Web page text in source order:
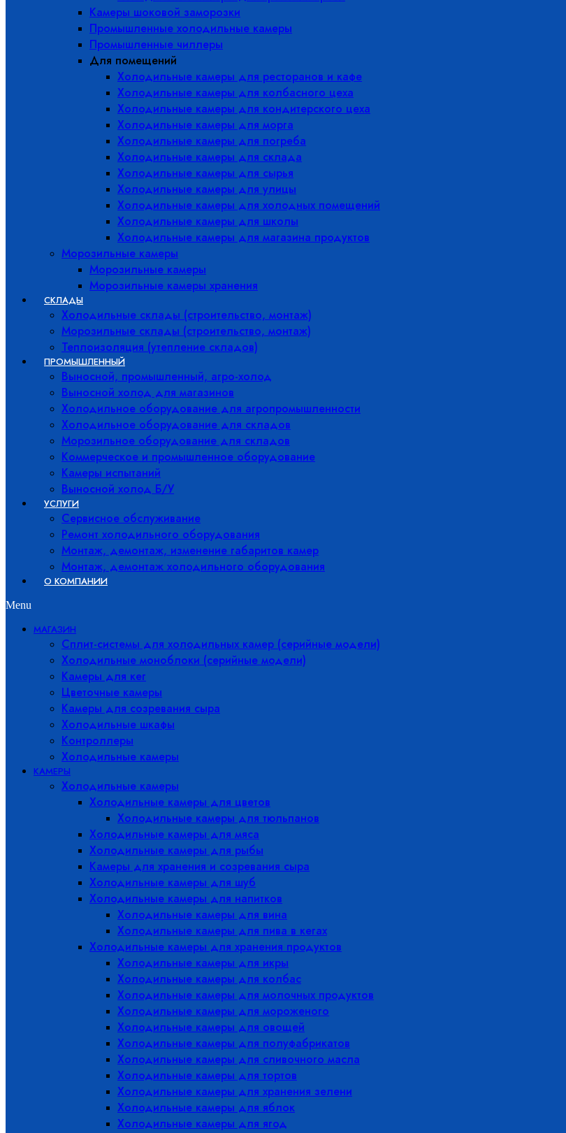
Камеры шоковой заморозки
Промышленные холодильные камеры
Промышленные чиллеры
Для помещений
Холодильные камеры для ресторанов и кафе
Холодильные камеры для колбасного цеха
Холодильные камеры для кондитерского цеха
Холодильные камеры для морга
Холодильные камеры для погреба
Холодильные камеры для склада
Холодильные камеры для сырья
Холодильные камеры для улицы
Холодильные камеры для холодных помещений
Холодильные камеры для школы
Холодильные камеры для магазина продуктов
Морозильные камеры
Морозильные камеры
Морозильные камеры хранения
СКЛАДЫ
Холодильные склады (строительство, монтаж)
Морозильные склады (строительство, монтаж)
Теплоизоляция (утепление складов)
ПРОМЫШЛЕННЫЙ
Выносной, промышленный, агро-холод
Выносной холод для магазинов
Холодильное оборудование для агропромышленности
Холодильное оборудование для складов
Морозильное оборудование для складов
Коммерческое и промышленное оборудование
Камеры испытаний
Выносной холод Б/У
УСЛУГИ
Сервисное обслуживание
Ремонт холодильного оборудования
Монтаж, демонтаж, изменение габаритов камер
Монтаж, демонтаж холодильного оборудования
О КОМПАНИИ
Menu
МАГАЗИН
Сплит-системы для холодильных камер (серийные модели)
Холодильные моноблоки (серийные модели)
Камеры для кег
Цветочные камеры
Камеры для созревания сыра
Холодильные шкафы
Контроллеры
Холодильные камеры
КАМЕРЫ
Холодильные камеры
Холодильные камеры для цветов
Холодильные камеры для тюльпанов
Холодильные камеры для мяса
Холодильные камеры для рыбы
Камеры для хранения и созревания сыра
Холодильные камеры для шуб
Холодильные камеры для напитков
Холодильные камеры для вина
Холодильные камеры для пива в кегах
Холодильные камеры для хранения продуктов
Холодильные камеры для икры
Холодильные камеры для колбас
Холодильные камеры для молочных продуктов
Холодильные камеры для мороженого
Холодильные камеры для овощей
Холодильные камеры для полуфабрикатов
Холодильные камеры для сливочного масла
Холодильные камеры для тортов
Холодильные камеры для хранения зелени
Холодильные камеры для яблок
Холодильные камеры для ягод